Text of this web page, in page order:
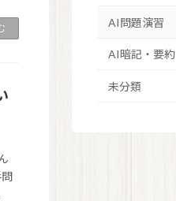
AI問題演習
AI暗記・要約
未分類